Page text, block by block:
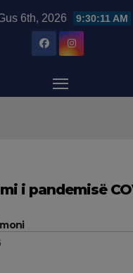
6th, 2026 9:30:12 AM
i pandemisë